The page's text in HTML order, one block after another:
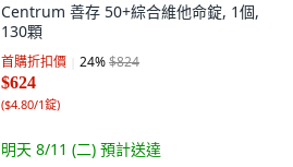
Centrum 善存 50+綜合維他命錠, 1個,
130顆
首購折扣價 24%$824
$624
($4.80/1錠)
明天 8/11 (二) 預計送達